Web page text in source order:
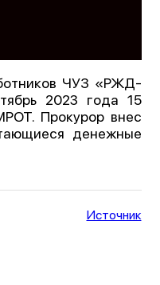
ЧУЗ «РЖД-
2023 года 15
Прокурор внес
денежные
Источник